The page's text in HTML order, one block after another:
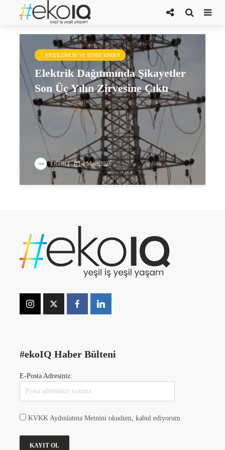
elektrik dağıtım firmaları
7. ERIŞILEBILIR VE TEMIZ ENERJI
Elektrik Dağıtımında Şikayetler
Son Üç Yılın Zirvesine Çıktı
EKOIQ 4 Mart 2026
#ekoIQ Haber Bülteni
E-Posta Adresiniz:
KVKK Aydınlatma Metnini okudum, kabul ediyorum.